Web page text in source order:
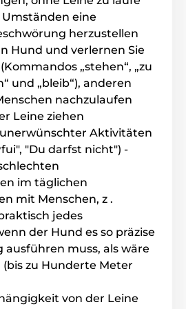
des Halsbandes
eignet sich für das Training
aber auch für anspruchsvolleres
Die maximale
250 m, gemessen unter
wird Ihnen unter normalen
in einem Garten, in dem
Gebiet gibt, gerecht.
Laden
3V Batterien sind enthalten. Ihre
verwendeten Funktionenvon
eine
herzustellen
Hund und verlernen Sie
„stehen“, „zu
und „bleib“), anderen
nachzulaufen
Leine ziehen
Aktivitäten
"Du darfst nicht") -
im täglichen
mit Menschen, z .
jedes
der Hund es so präzise
ausführen muss, als wäre
(bis zu Hunderte Meter
von der Leine